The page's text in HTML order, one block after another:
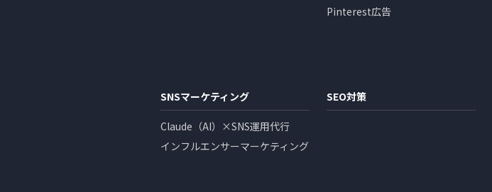
Pinterest広告
SNSマーケティング
Claude（AI）×SNS運用代行
インフルエンサーマーケティング
SEO対策